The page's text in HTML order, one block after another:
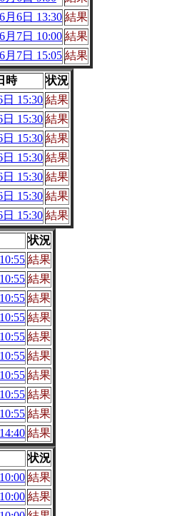
月6日 13:30 結果
月7日 10:00 結果
月7日 15:05 結果
時
状況
日 15:30 結果
日 15:30 結果
日 15:30 結果
日 15:30 結果
日 15:30 結果
日 15:30 結果
日 15:30 結果
状況
結果
結果
結果
結果
結果
結果
結果
結果
結果
結果
状況
結果
結果